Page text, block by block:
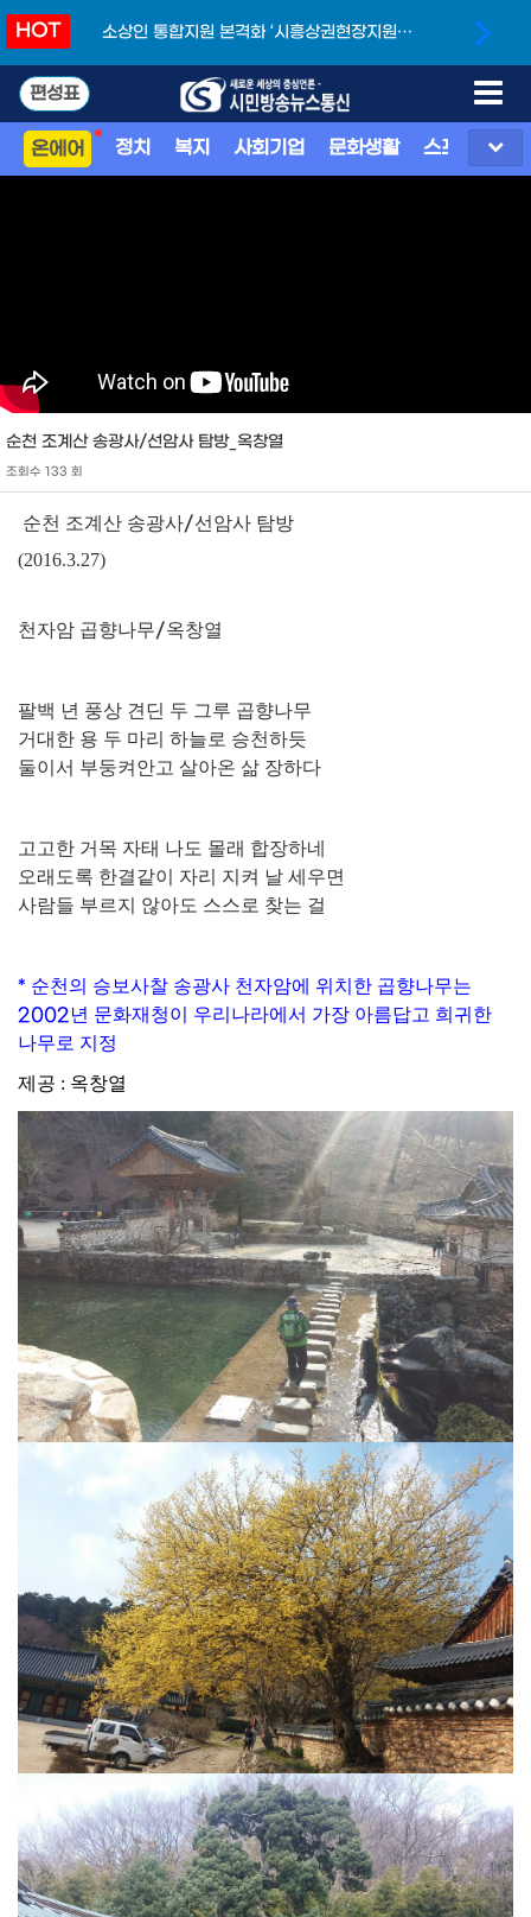
HOT
소상인 통합지원 본격화 ‘시흥상권현장지원단’
편성표
온에어 정치 복지 사회기업 문화생활 스포츠 지
순천 조계산 송광사/선암사 탐방_옥창열
조회수 133 회
순천 조계산 송광사/선암사 탐방
(2016.3.27)
천자암 곱향나무/옥창열
팔백 년 풍상 견딘 두 그루 곱향나무
거대한 용 두 마리 하늘로 승천하듯
둘이서 부둥켜안고 살아온 삶 장하다
고고한 거목 자태 나도 몰래 합장하네
오래도록 한결같이 자리 지켜 날 세우면
사람들 부르지 않아도 스스로 찾는 걸
* 순천의 승보사찰 송광사 천자암에 위치한 곱향나무는
2002년 문화재청이 우리나라에서 가장 아름답고 희귀한
나무로 지정
제공 : 옥창열